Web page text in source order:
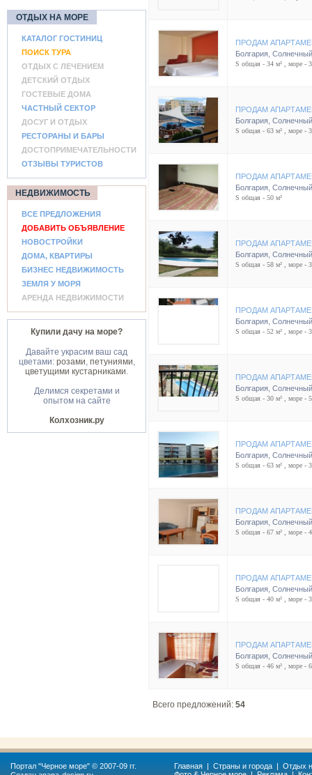
ОТДЫХ НА МОРЕ
КАТАЛОГ ГОСТИНИЦ
ПОИСК ТУРА
ОТДЫХ С ЛЕЧЕНИЕМ
ДЕТСКИЙ ОТДЫХ
ГОСТЕВЫЕ ДОМА
ЧАСТНЫЙ СЕКТОР
ДОСУГ И ОТДЫХ
РЕСТОРАНЫ И БАРЫ
ДОСТОПРИМЕЧАТЕЛЬНОСТИ
ОТЗЫВЫ ТУРИСТОВ
НЕДВИЖИМОСТЬ
ВСЕ ПРЕДЛОЖЕНИЯ
ДОБАВИТЬ ОБЪЯВЛЕНИЕ
НОВОСТРОЙКИ
ДОМА, КВАРТИРЫ
БИЗНЕС НЕДВИЖИМОСТЬ
ЗЕМЛЯ У МОРЯ
АРЕНДА НЕДВИЖИМОСТИ
Купили дачу на море?
Давайте украсим ваш сад
цветами: розами, петуниями,
цветущими кустарниками.
Делимся секретами и
опытом на сайте
Колхозник.ру
ПРОДАМ
Болгария
S общая - 34 м² , море -
ПРОДАМ
Болгария
S общая - 63 м² , море -
ПРОДАМ
Болгария
S общая - 50 м²
ПРОДАМ
Болгария
S общая - 58 м² , море -
ПРОДАМ
Болгария
S общая - 52 м² , море -
ПРОДАМ
Болгария
S общая - 30 м² , море -
ПРОДАМ
Болгария
S общая - 63 м² , море -
ПРОДАМ
Болгария
S общая - 67 м² , море -
ПРОДАМ
Болгария
S общая - 40 м² , море -
ПРОДАМ
Болгария
S общая - 46 м² , море -
Всего предложений: 54
Портал "Черное море" © 2007-09 гг.
Главная | Страны и города | Отдых